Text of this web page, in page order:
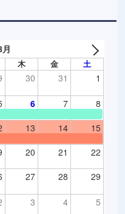
木 金 土
30 31 1
6 7 8
13 14 15
20 21 22
27 28 29
3 4 5